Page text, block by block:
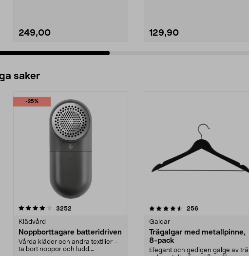
249,00 129,90
saker
-25%
3252
Klädvård
Noppborttagare batteridriven
Vårda kläder och andra textilier –
ta bort noppor och ludd.
4.5av 5 stjärnor 256recensioner
Galgar
Trägalgar med metallpinne,
8-pack
Elegant och gedigen galge av trä
4.0av 5 stjärnor